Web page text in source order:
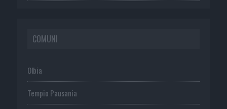
COMUNI
Olbia
Tempio Pausania